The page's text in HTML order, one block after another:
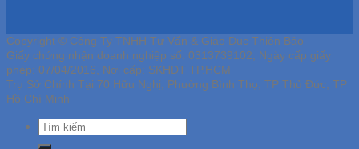
Copyright © Công Ty TNHH Tư Vấn & Giáo Dục Thiên Bảo
Giấy chứng nhận doanh nghiệp số: 0313739102, Ngày cấp giấy
phép: 07/04/2016, Nơi cấp: SKHDT TP.HCM
Trụ Sở Chính Tại 70 Hữu Nghị, Phường Bình Thọ, TP Thủ Đức, TP
Hồ Chí Minh